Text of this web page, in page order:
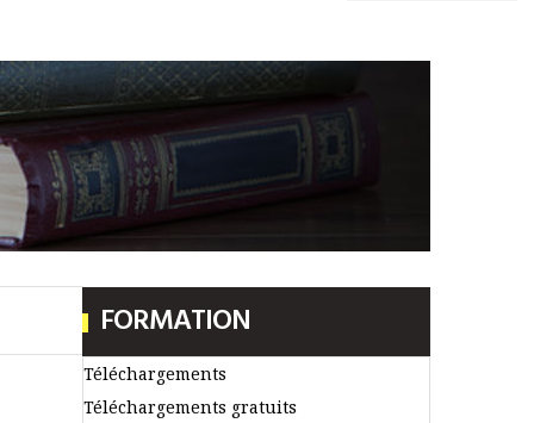
FORMATION
Téléchargements
Téléchargements gratuits